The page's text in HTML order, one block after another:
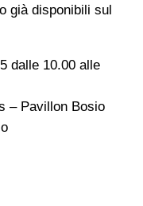
già disponibili sul
dalle 10.00 alle
– Pavillon Bosio